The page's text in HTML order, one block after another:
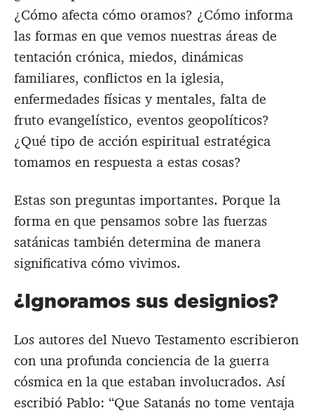
¿Cómo afecta cómo oramos? ¿Cómo informa
las formas en que vemos nuestras áreas de
tentación crónica, miedos, dinámicas
familiares, conflictos en la iglesia,
enfermedades físicas y mentales, falta de
fruto evangelístico, eventos geopolíticos?
¿Qué tipo de acción espiritual estratégica
tomamos en respuesta a estas cosas?
Estas son preguntas importantes. Porque la
forma en que pensamos sobre las fuerzas
satánicas también determina de manera
significativa cómo vivimos.
¿Ignoramos sus designios?
Los autores del Nuevo Testamento escribieron
con una profunda conciencia de la guerra
cósmica en la que estaban involucrados. Así
escribió Pablo: “Que Satanás no tome ventaja